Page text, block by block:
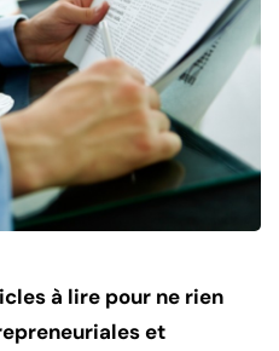
à lire pour ne rien
et